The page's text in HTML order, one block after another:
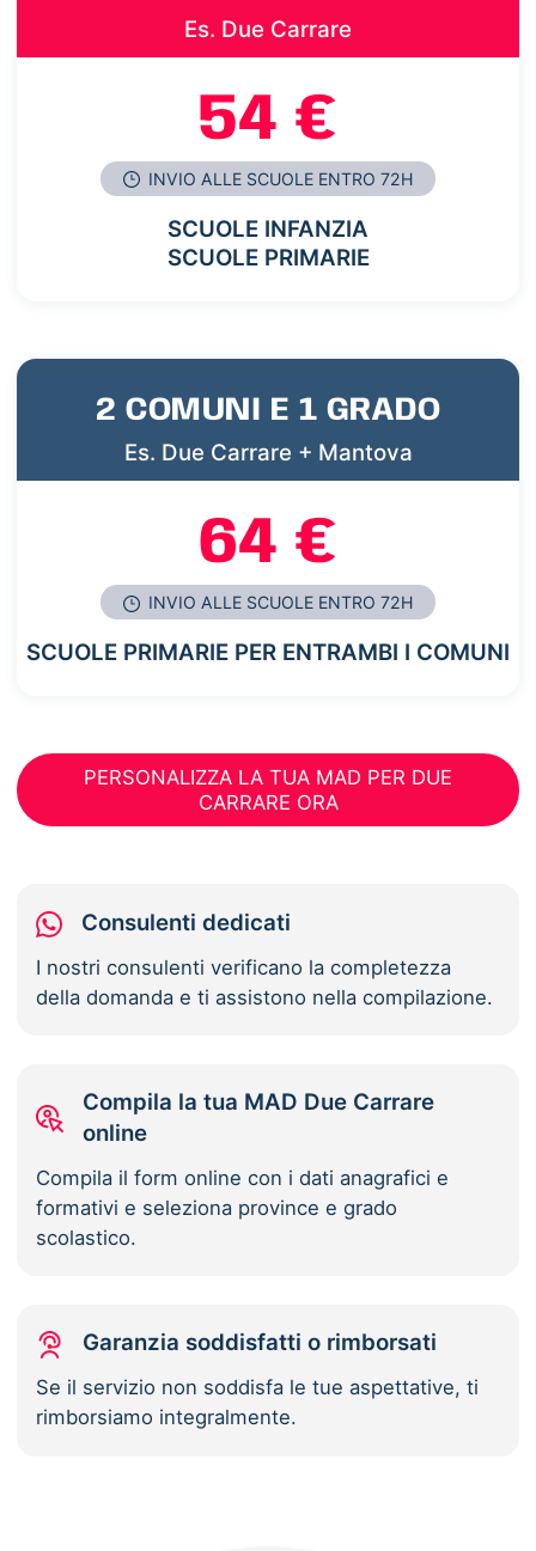
Es. Due Carrare
54 €
INVIO ALLE SCUOLE ENTRO 72H
SCUOLE INFANZIA
SCUOLE PRIMARIE
2 COMUNI E 1 GRADO
Es. Due Carrare + Mantova
64 €
INVIO ALLE SCUOLE ENTRO 72H
SCUOLE PRIMARIE PER ENTRAMBI I COMUNI
PERSONALIZZA LA TUA MAD PER DUE
CARRARE ORA
Consulenti dedicati
I nostri consulenti verificano la completezza
della domanda e ti assistono nella compilazione.
Compila la tua MAD Due Carrare
online
Compila il form online con i dati anagrafici e
formativi e seleziona province e grado
scolastico.
Garanzia soddisfatti o rimborsati
Se il servizio non soddisfa le tue aspettative, ti
rimborsiamo integralmente.